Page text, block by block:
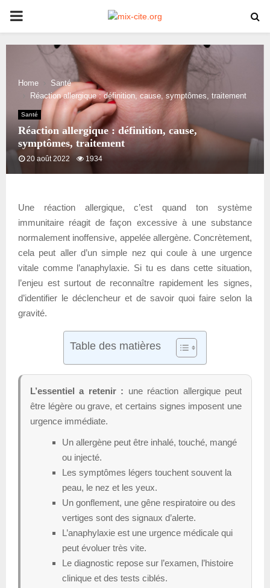
PRIMARY
MENU
Home
Santé
Réaction allergique : définition, cause, symptômes, traitement
Santé
Réaction allergique : définition, cause,
symptômes, traitement
20 août 2022 1934
Une réaction allergique, c’est quand ton système
immunitaire réagit de façon excessive à une substance
normalement inoffensive, appelée allergène. Concrètement,
cela peut aller d’un simple nez qui coule à une urgence
vitale comme l’anaphylaxie. Si tu es dans cette situation,
l’enjeu est surtout de reconnaître rapidement les signes,
d’identifier le déclencheur et de savoir quoi faire selon la
gravité.
Table des matières
L’essentiel a retenir : une réaction allergique peut
être légère ou grave, et certains signes imposent une
urgence immédiate.
Un allergène peut être inhalé, touché, mangé
ou injecté.
Les symptômes légers touchent souvent la
peau, le nez et les yeux.
Un gonflement, une gêne respiratoire ou des
vertiges sont des signaux d’alerte.
L’anaphylaxie est une urgence médicale qui
peut évoluer très vite.
Le diagnostic repose sur l’examen, l’histoire
clinique et des tests ciblés.